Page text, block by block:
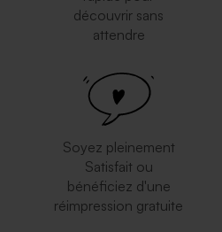
découvrir sans
attendre
Soyez pleinement
Satisfait ou
bénéficiez d'une
réimpression gratuite